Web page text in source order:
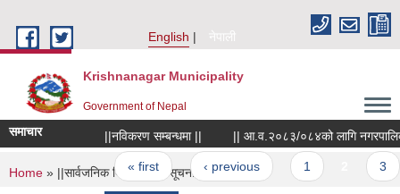
English
नेपाली
Krishnanagar Municipality
Government of Nepal
समाचार ||नविकरण सम्बन्धमा || || आ.व.२०८३/०८४को लागि नगरपालिकाले
Pages
« first ‹ previous
You are here
Home » ||सार्वजनिक बिदा सम्बन्धी सूचना ||